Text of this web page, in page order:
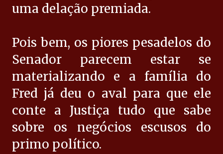
uma delação premiada.
Pois bem, os piores pesadelos do
Senador parecem estar se
materializando e a família do
Fred já deu o aval para que ele
conte a Justiça tudo que sabe
sobre os negócios escusos do
primo político.